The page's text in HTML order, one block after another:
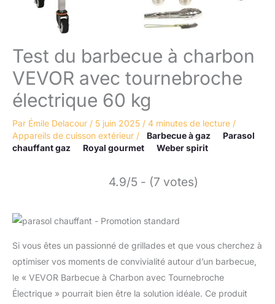
Test du barbecue à charbon
VEVOR avec tournebroche
électrique 60 kg
Par Émile Delacour / 5 juin 2025 / 4 minutes de lecture /
Appareils de cuisson extérieur / Barbecue à gaz
Parasol
chauffant gaz
Royal gourmet Weber spirit
4.9/5 - (7 votes)
Si vous êtes un passionné de grillades et que vous cherchez à
optimiser vos moments de convivialité autour d’un barbecue,
le « VEVOR Barbecue à Charbon avec Tournebroche
Électrique » pourrait bien être la solution idéale. Ce produit